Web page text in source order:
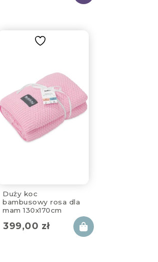
Duży koc
bambusowy rosa dla
mam 130x170cm
399,00 zł